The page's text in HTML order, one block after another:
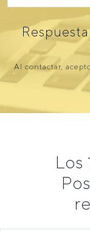
Al contactar,
Los